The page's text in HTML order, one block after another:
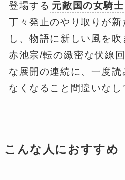
登場する 元敵国の女騎士
丁々発止のやり取りが新
し、物語に新しい風を吹
赤池宗/転の緻密な伏線
な展開の連続に、一度読
なくなること間違いなし
こんな人におすすめ